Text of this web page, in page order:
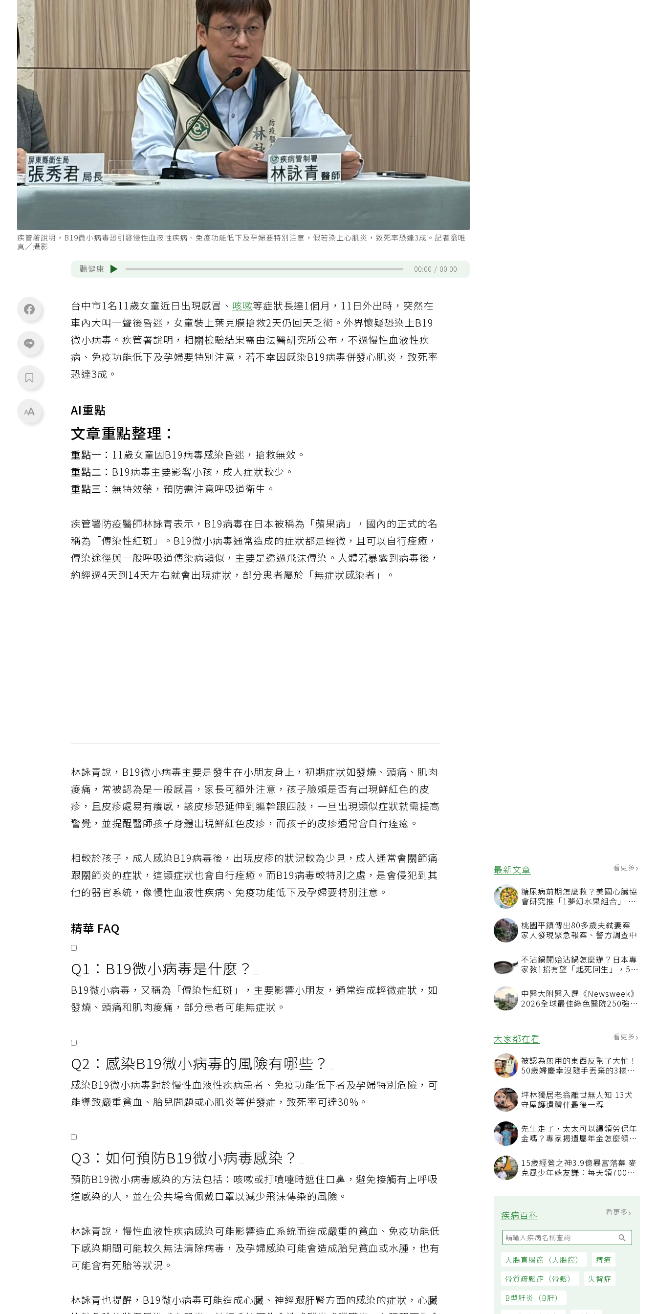
最新文章 看更多
糖尿病前期怎麼救？美國心臟協
會研究推「1夢幻水果組合」 酪
桃園平鎮傳出80多歲夫弒妻案
家人發現緊急報案、警方調查中
不沾鍋開始沾鍋怎麼辦？日本專
家教1招有望「起死回生」，5情
中醫大附醫入選《Newsweek》
2026全球最佳綠色醫院250強
大家都在看
被認為無用的東西反幫了大忙！
50歲婦慶幸沒隨手丟棄的3樣物
坪林獨居老翁離世無人知 13犬
守屋護遺體伴最後一程
先生走了，太太可以續領勞保年
看順位還要看資格
15歲經營之神3.9億暴富落幕 麥
疾病百科
疾管署說明，B19微小病毒恐引發慢性血液性疾病、免疫功能低下及孕婦要特別注意，假若染上心肌炎，致死率恐達3成。記者翁唯
真／攝影
聽健康 00:00 00:00
台中市1名11歲女童近日出現感冒、咳嗽等症狀長達1個月，11日外出時，突然在
車內大叫一聲後昏迷，女童裝上葉克膜搶救2天仍回天乏術。外界懷疑恐染上B19
微小病毒。疾管署說明，相關檢驗結果需由法醫研究所公布，不過慢性血液性疾
病、免疫功能低下及孕婦要特別注意，若不幸因感染B19病毒併發心肌炎，致死率
恐達3成。
AI重點
文章重點整理：
重點一： 11歲女童因B19病毒感染昏迷，搶救無效。
重點二： B19病毒主要影響小孩，成人症狀較少。
重點三：無特效藥，預防需注意呼吸道衛生。
疾管署防疫醫師林詠青表示，B19病毒在日本被稱為「蘋果病」，國內的正式的名
稱為「傳染性紅斑」。B19微小病毒通常造成的症狀都是輕微，且可以自行痊癒，
傳染途徑與一般呼吸道傳染病類似，主要是透過飛沫傳染。人體若暴露到病毒後，
約經過4天到14天左右就會出現症狀，部分患者屬於「無症狀感染者」。
林詠青說，B19微小病毒主要是發生在小朋友身上，初期症狀如發燒、頭痛、肌肉
痠痛，常被認為是一般感冒，家長可額外注意，孩子臉頰是否有出現鮮紅色的皮
疹，且皮疹處易有癢感，該皮疹恐延伸到軀幹跟四肢，一旦出現類似症狀就需提高
警覺，並提醒醫師孩子身體出現鮮紅色皮疹，而孩子的皮疹通常會自行痊癒。
相較於孩子，成人感染B19病毒後，出現皮疹的狀況較為少見，成人通常會關節痛
跟關節炎的症狀，這類症狀也會自行痊癒。而B19病毒較特別之處，是會侵犯到其
他的器官系統，像慢性血液性疾病、免疫功能低下及孕婦要特別注意。
精華 FAQ
Q1：B19微小病毒是什麼？
B19微小病毒，又稱為「傳染性紅斑」，主要影響小朋友，通常造成輕微症狀，如
發燒、頭痛和肌肉痠痛，部分患者可能無症狀。
Q2：感染B19微小病毒的風險有哪些？
感染B19微小病毒對於慢性血液性疾病患者、免疫功能低下者及孕婦特別危險，可
能導致嚴重貧血、胎兒問題或心肌炎等併發症，致死率可達30%。
Q3：如何預防B19微小病毒感染？
預防B19微小病毒感染的方法包括：咳嗽或打噴嚏時遮住口鼻，避免接觸有上呼吸
道感染的人，並在公共場合佩戴口罩以減少飛沫傳染的風險。
林詠青說，慢性血液性疾病感染可能影響造血系統而造成嚴重的貧血、免疫功能低
下感染期間可能較久無法清除病毒，及孕婦感染可能會造成胎兒貧血或水腫，也有
可能會有死胎等狀況。
林詠青也提醒，B19微小病毒可能造成心臟、神經跟肝腎方面的感染的症狀，心臟